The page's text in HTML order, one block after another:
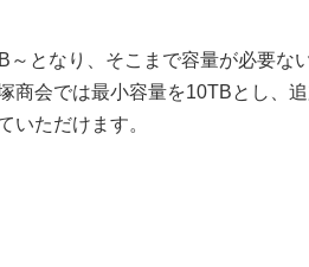
となり、そこまで容量が必要な
商会では最小容量を10TBとし、
いただけます。